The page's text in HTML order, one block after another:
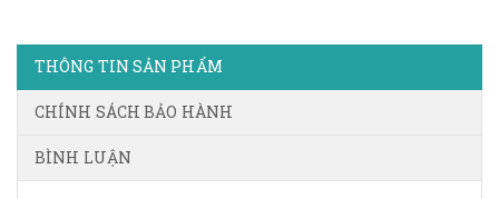
THÔNG TIN SẢN PHẨM
CHÍNH SÁCH BẢO HÀNH
BÌNH LUẬN